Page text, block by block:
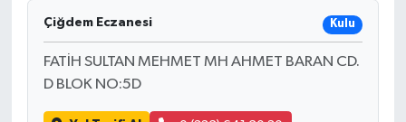
Çiğdem Eczanesi Kulu
FATİH SULTAN MEHMET MH AHMET BARAN CD.
D BLOK NO:5D